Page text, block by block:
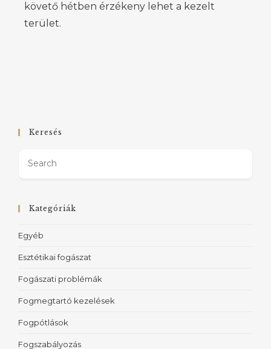
követő hétben érzékeny lehet a kezelt
terület.
Keresés
Kategóriák
Egyéb
Esztétikai fogászat
Fogászati problémák
Fogmegtartó kezelések
Fogpótlások
Fogszabályozás